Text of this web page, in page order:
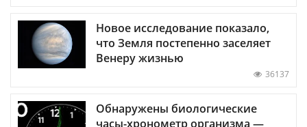
Новое исследование показало,
что Земля постепенно заселяет
Венеру жизнью
36137
Обнаружены биологические
часы-хронометр организма —